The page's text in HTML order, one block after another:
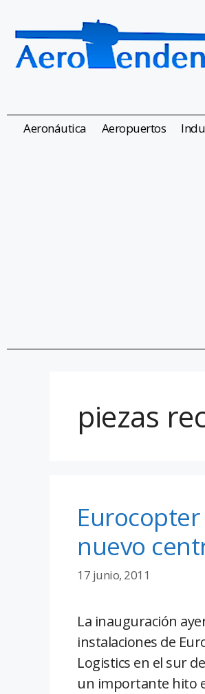
Aeronáutica Aeropuertos
piezas
nuevo
17 junio, 2011
La inauguración
instalaciones de
Logistics en el sur
un importante hito